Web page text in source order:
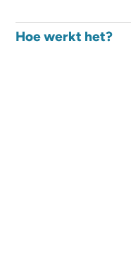
Hoe werkt het?